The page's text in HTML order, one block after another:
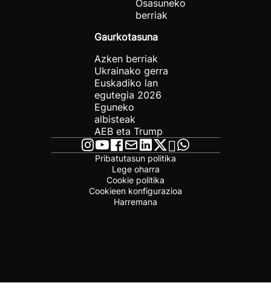
Osasuneko
berriak
Gaurkotasuna
Azken berriak
Ukrainako gerra
Euskadiko lan
egutegia 2026
Eguneko
albisteak
AEB eta Trump
Pribatutasun politika
Lege oharra
Cookie politika
Cookieen konfigurazioa
Harremana